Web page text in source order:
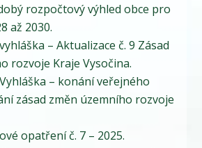
rozpočtový výhled obce pro
až 2030.
– Aktualizace č. 9 Zásad
rozvoje Kraje Vysočina.
– konání veřejného
zásad změn územního rozvoje
opatření č. 7 – 2025.